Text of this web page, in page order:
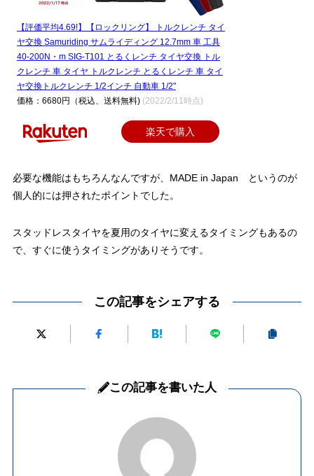
【評価平均4.69!】【ロックリング】 トルクレンチ タイ
ヤ交換 Samuriding サムライディング 12.7mm 車 工具
40-200N・m SIG-T101 とるくレンチ タイヤ交換 トル
クレンチ 車 タイヤ トルクレンチ とるくレンチ 車 タイ
ヤ交換トルクレンチ 1/2インチ 自動車 1/2"
価格：6680円（税込、送料無料) (2022/2/11時点)
楽天で購入
必要な機能はもちろんなんですが、MADE in Japan というのが
個人的には押されたポイントでした。
スタッドレスタイヤを夏用のタイヤに変えるタイミングもあるの
で、すぐに使うタイミングがありそうです。
この記事をシェアする
この記事を書いた人